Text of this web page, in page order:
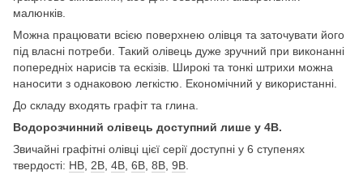
малюнків.
Можна працювати всією поверхнею олівця та заточувати його
під власні потреби. Такий олівець дуже зручний при виконанні
попередніх нарисів та ескізів. Широкі та тонкі штрихи можна
наносити з однаковою легкістю. Економічний у використанні.
До складу входять графіт та глина.
Водорозчинний олівець доступний лише у 4B.
Звичайні графітні олівці цієї серії доступні у 6 ступенях
твердості: НВ 2В 4В 6В 8В 9В